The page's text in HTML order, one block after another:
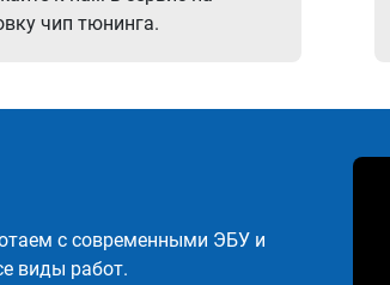
чип тюнинга.
с современными ЭБУ и
виды работ.